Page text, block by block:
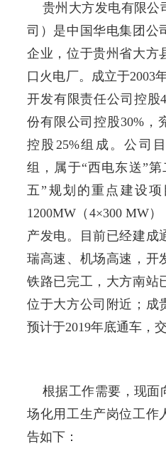
贵州大方发电有限公
司）是中国华电集团公
企业，位于贵州省大方
口火电厂。成立于2003
开发有限责任公司控股
份有限公司控股30%，
控股25%组成。公司
组，属于“西电东送”
五”规划的重点建设
1200MW（4×300 MW
产发电。目前已经建成
瑞高速、机场高速，开
铁路已完工，大方南站
位于大方公司附近；成
预计于2019年底通车，
根据工作需要，现面
场化用工生产岗位工作
告如下：